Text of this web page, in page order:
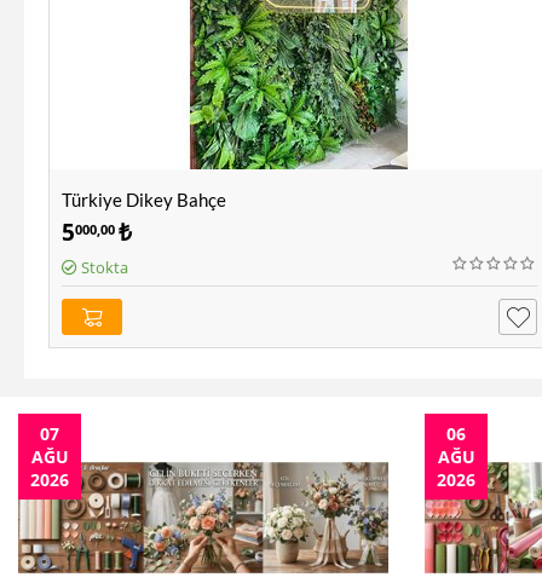
Türkiye Dikey Bahçe
5000,00 ₺
Stokta
07
AĞU
2026
06
AĞU
2026